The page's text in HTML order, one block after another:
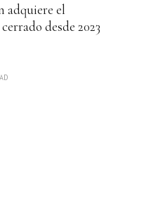
adquiere el
desde 2023